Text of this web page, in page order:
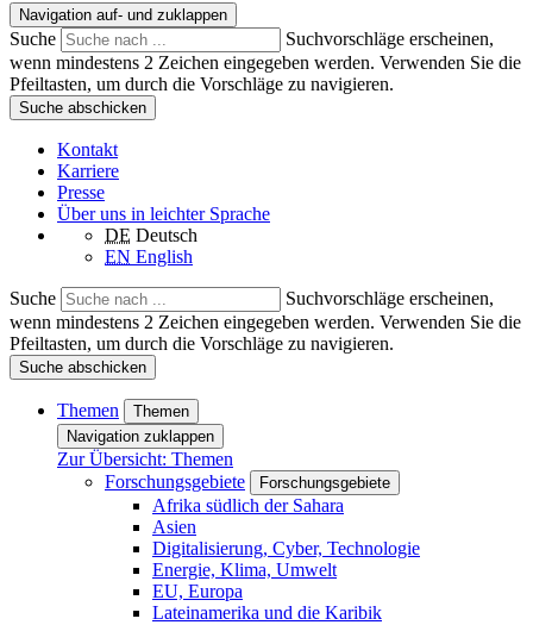
Navigation auf- und zuklappen
Suche
Suchvorschläge erscheinen,
wenn mindestens 2 Zeichen eingegeben werden. Verwenden Sie die
Pfeiltasten, um durch die Vorschläge zu navigieren.
Suche abschicken
Kontakt
Karriere
Presse
Über uns in leichter Sprache
DE Deutsch
EN English
Suche
Suchvorschläge erscheinen,
wenn mindestens 2 Zeichen eingegeben werden. Verwenden Sie die
Pfeiltasten, um durch die Vorschläge zu navigieren.
Suche abschicken
Themen
Themen
Navigation zuklappen
Zur Übersicht: Themen
Forschungsgebiete
Forschungsgebiete
Afrika südlich der Sahara
Asien
Digitalisierung, Cyber, Technologie
Energie, Klima, Umwelt
EU, Europa
Lateinamerika und die Karibik